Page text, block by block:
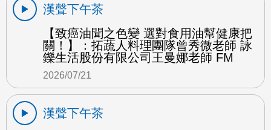
漢聲下午茶
【致癌油聞之色變 選對食用油幫健康把
關！】：拓蔬人料理團隊曾秀微老師 詠
鑠生活股份有限公司王曼娜老師 FM
2026/07/21
漢聲下午茶